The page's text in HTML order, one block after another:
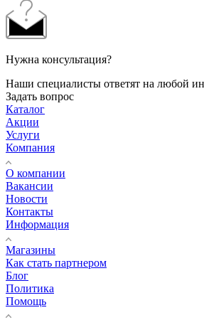
Нужна консультация?
Наши специалисты ответят на любой
Задать вопрос
Каталог
Акции
Услуги
Компания
О компании
Вакансии
Новости
Контакты
Информация
Магазины
Как стать партнером
Блог
Политика
Помощь